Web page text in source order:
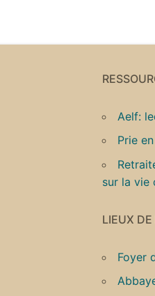
Aelf:
Prie
sur la vie
LIEUX DE
Foyer